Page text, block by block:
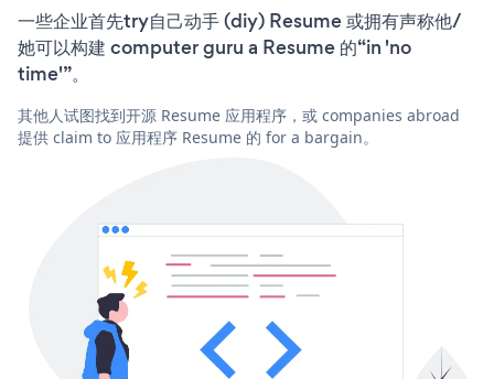
一些企业首先try自己动手 (diy) Resume 或拥有声称他/
她可以构建 computer guru a Resume 的“in 'no
time'”。
其他人试图找到开源 Resume 应用程序，或 companies abroad
提供 claim to 应用程序 Resume 的 for a bargain。